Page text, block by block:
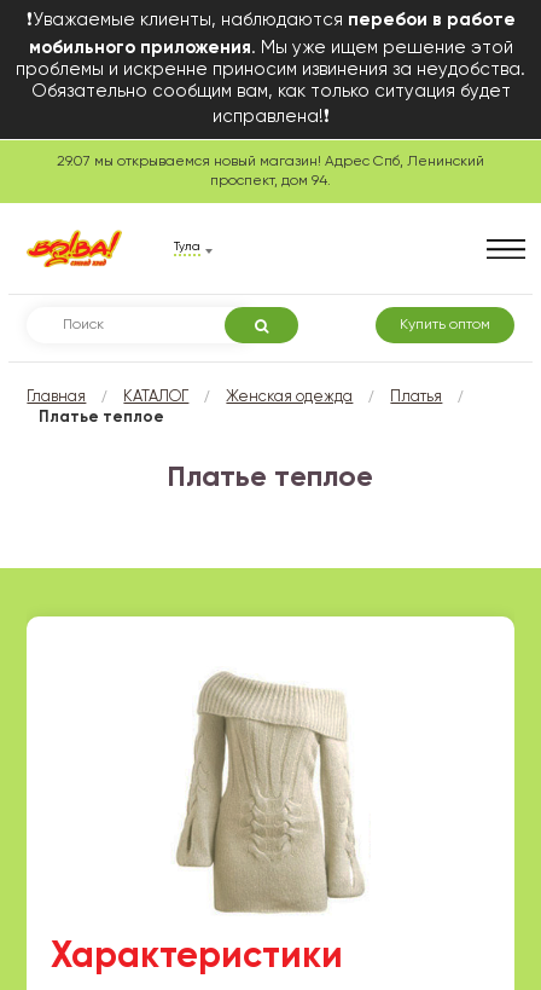
❗Уважаемые клиенты, наблюдаются перебои в работе
мобильного приложения. Мы уже ищем решение этой
проблемы и искренне приносим извинения за неудобства.
Обязательно сообщим вам, как только ситуация будет
исправлена!❗
29.07 мы открываемся новый магазин! Адрес Спб, Ленинский
проспект, дом 94.
Тула
Купить оптом
Главная / КАТАЛОГ / Женская одежда / Платья /
Платье теплое
Платье теплое
Характеристики